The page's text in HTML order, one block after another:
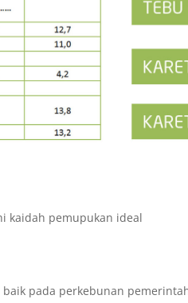
kaidah pemupukan ideal
pada perkebunan